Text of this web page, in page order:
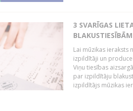
3 SVARĪGAS
BLAKUSTIESĪBĀM
Lai mūzikas ieraksts
izpildītāji un
Viņu tiesības
par izpildītāju
izpildītājs mūzikas